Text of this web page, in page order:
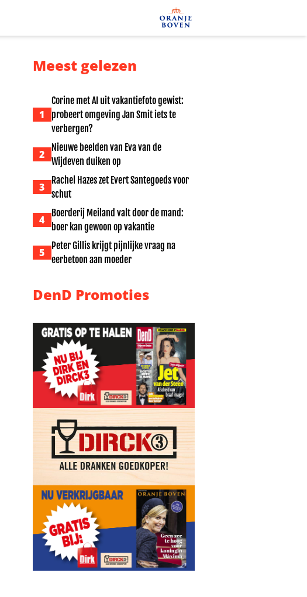
Meest gelezen
1
Corine met AI uit vakantiefoto gewist:
probeert omgeving Jan Smit iets te
verbergen?
2
Nieuwe beelden van Eva van de
Wijdeven duiken op
3
Rachel Hazes zet Evert Santegoeds voor
schut
4
Boerderij Meiland valt door de mand:
boer kan gewoon op vakantie
5
Peter Gillis krijgt pijnlijke vraag na
eerbetoon aan moeder
DenD Promoties